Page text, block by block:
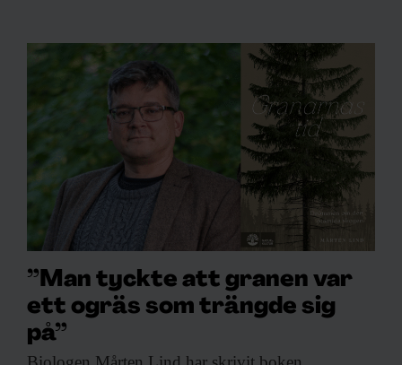
”Man tyckte att granen var
ett ogräs som trängde sig
på”